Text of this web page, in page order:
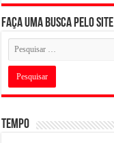
Faça uma busca pelo Site
Tempo